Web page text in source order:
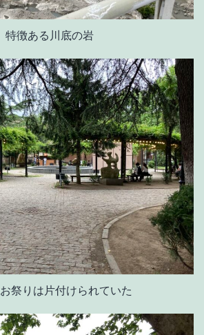
特徴ある川底の岩
祭りは片付けられていた